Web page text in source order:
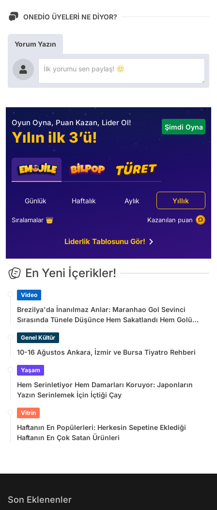
ONEDİO ÜYELERİ NE DİYOR?
Yorum Yazın
Oyun Oyna, Puan Kazan, Lider Ol!
Yılın ilk 3’ü!
Şimdi Oyna
Günlük Haftalık Aylık Yıllık
Sıralamalar 👑 Kazanılan puan
Liderlik Tablosunu Gör!
En Yeni İçerikler!
Video
Brezilya'da İnanılmaz Anlar: Maranhao Gol Sevinci
Sırasında Tünele Düşünce Hem Sakatlandı Hem Golü
Genel Kültür
10-16 Ağustos Ankara, İzmir ve Bursa Tiyatro Rehberi
Yaşam
Hem Serinletiyor Hem Damarları Koruyor: Japonların
Yazın Serinlemek İçin İçtiği Çay
Vitrin
Haftanın En Popülerleri: Herkesin Sepetine Eklediği
Haftanın En Çok Satan Ürünleri
Son Eklenenler